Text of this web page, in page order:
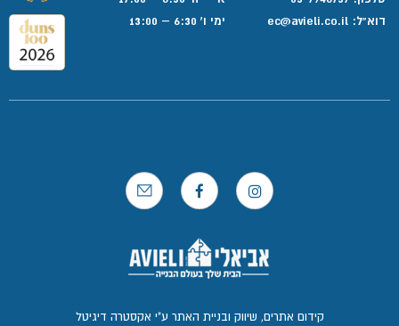
דוא”ל:
ימי ו' 6:30 – 13:00
קידום אתרים, שיווק ובניית האתר ע"י אקסטרה דיגיטל